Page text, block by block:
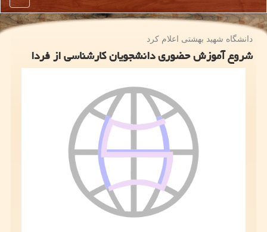
دانشگاه شهید بهشتی اعلام كرد
شروع آموزش حضوری دانشجویان کارشناسی از فردا